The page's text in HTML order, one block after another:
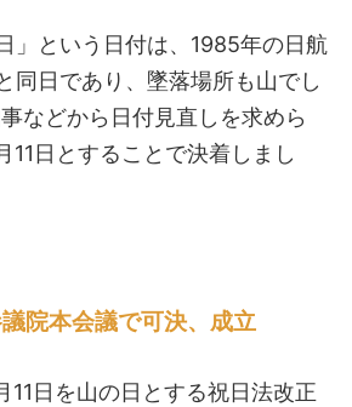
」という日付は、1985年の日航
同日であり、墜落場所も山でし
などから日付見直しを求めら
11日とすることで決着しまし
院本会議で可決、成立
11日を山の日とする祝日法改正